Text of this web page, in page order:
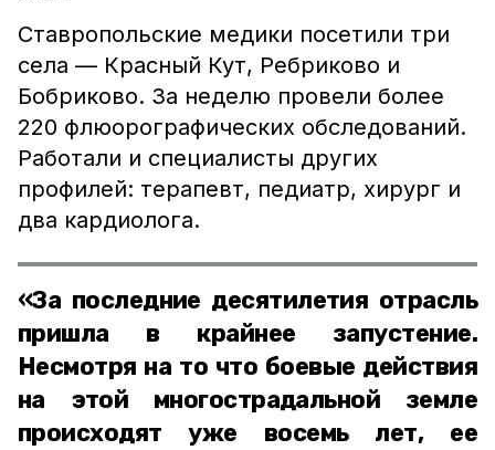
Ставропольские медики посетили три
села — Красный Кут, Ребриково и
Бобриково. За неделю провели более
220 флюорографических обследований.
Работали и специалисты других
профилей: терапевт, педиатр, хирург и
два кардиолога.
«За последние десятилетия отрасль
пришла в крайнее запустение.
Несмотря на то что боевые действия
на этой многострадальной земле
происходят уже восемь лет, ее